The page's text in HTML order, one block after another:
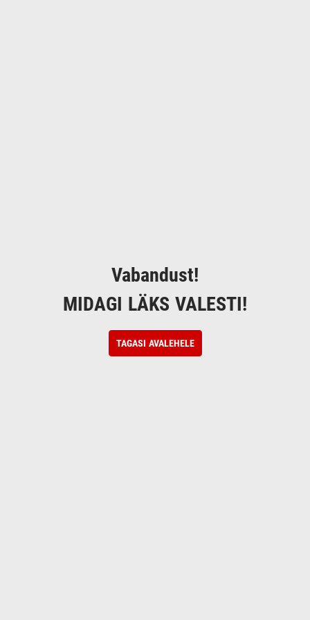
Vabandust!
MIDAGI LÄKS VALESTI!
TAGASI AVALEHELE